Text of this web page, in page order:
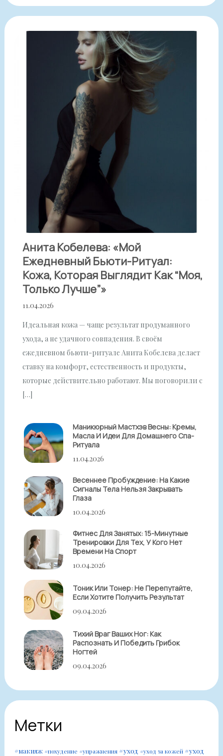
Анита Кобелева: «Мой
Ежедневный Бьюти-Ритуал:
Кожа, Которая Выглядит Как “моя,
Только Лучше”»
11.04.2026
Идеальная кожа — чаще результат продуманного
ухода, а не удачного совпадения. В своём
ежедневном бьюти-ритуале Анита Кобелева делает
ставку на комфорт, естественность и продукты,
которые действительно работают. Мы поговорили с
[…]
Маникюрный Мастхэв Весны: Кремы,
Масла И Идеи Для Домашнего Спа-
Ритуала
11.04.2026
Весеннее Пробуждение: На Какие
Сигналы Тела Нельзя Закрывать
Глаза
10.04.2026
Фитнес Для Занятых: 15-Минутные
Тренировки Для Тех, У Кого Нет
Времени На Спорт
10.04.2026
Тоник Или Тонер: Не Перепутайте,
Если Хотите Получить Результат
09.04.2026
Тихий Враг Ваших Ног: Как
Распознать И Победить Грибок
Ногтей
09.04.2026
Метки
#макияж #похудение #упражнения #уход #уход за кожей #уход